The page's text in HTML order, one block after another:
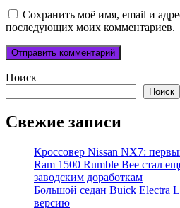
Сохранить моё имя, email и
последующих моих комментариев.
Поиск
Поиск
Свежие записи
Кроссовер Nissan NX7:
Ram 1500 Rumble Bee стал
заводским доработкам
Большой седан Buick Electra
версию